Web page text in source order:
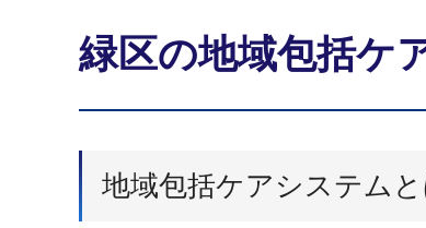
緑区の地域包括ケ
地域包括ケアシステム